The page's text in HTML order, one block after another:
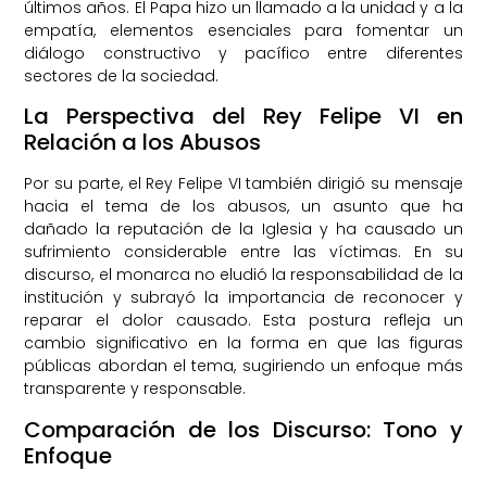
últimos años. El Papa hizo un llamado a la unidad y a la
empatía, elementos esenciales para fomentar un
diálogo constructivo y pacífico entre diferentes
sectores de la sociedad.
La Perspectiva del Rey Felipe VI en
Relación a los Abusos
Por su parte, el Rey Felipe VI también dirigió su mensaje
hacia el tema de los abusos, un asunto que ha
dañado la reputación de la Iglesia y ha causado un
sufrimiento considerable entre las víctimas. En su
discurso, el monarca no eludió la responsabilidad de la
institución y subrayó la importancia de reconocer y
reparar el dolor causado. Esta postura refleja un
cambio significativo en la forma en que las figuras
públicas abordan el tema, sugiriendo un enfoque más
transparente y responsable.
Comparación de los Discurso: Tono y
Enfoque